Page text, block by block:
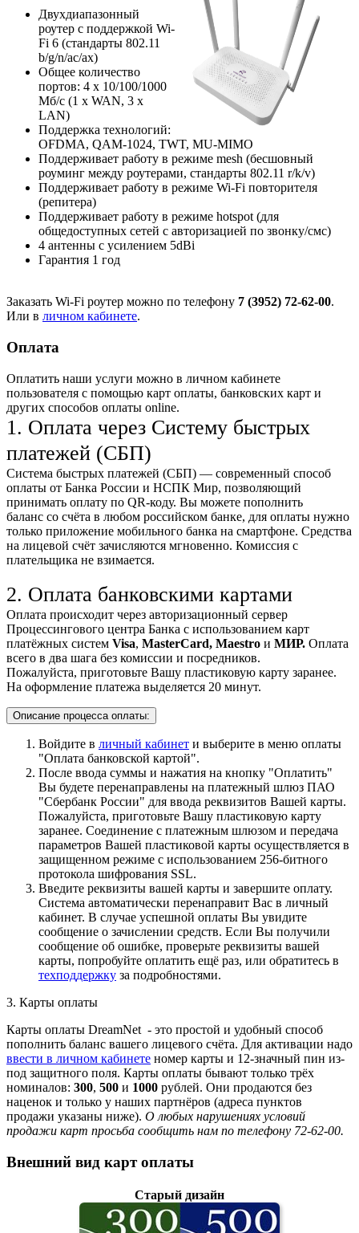
Двухдиапазонный
роутер с поддержкой Wi-
Fi 6 (стандарты 802.11
b/g/n/ac/ax)
Общее количество
портов: 4 х 10/100/1000
Мб/с (1 x WAN, 3 x
LAN)
Поддержка технологий:
OFDMA, QAM-1024, TWT, MU-MIMO
Поддерживает работу в режиме mesh (бесшовный
роуминг между роутерами, стандарты 802.11 r/k/v)
Поддерживает работу в режиме Wi-Fi повторителя
(репитера)
Поддерживает работу в режиме hotspot (для
общедоступных сетей с авторизацией по звонку/смс)
4 антенны с усилением 5dBi
Гарантия 1 год
Заказать Wi-Fi роутер можно по телефону 7 (3952) 72-62-00.
Или в личном кабинете.
Оплата
Оплатить наши услуги можно в личном кабинете
пользователя с помощью карт оплаты, банковских карт и
других способов оплаты online.
1. Оплата через Систему быстрых
платежей (СБП)
Система быстрых платежей (СБП) — современный способ
оплаты от Банка России и НСПК Мир, позволяющий
принимать оплату по QR-коду. Вы можете пополнить
баланс со счёта в любом российском банке, для оплаты нужно
только приложение мобильного банка на смартфоне. Средства
на лицевой счёт зачисляются мгновенно. Комиссия с
плательщика не взимается.
2. Оплата банковскими картами
Оплата происходит через авторизационный сервер
Процессингового центра Банка с использованием карт
платёжных систем Visa, MasterCard, Maestro и МИР. Оплата
всего в два шага без комиссии и посредников.
Пожалуйста, приготовьте Вашу пластиковую карту заранее.
На оформление платежа выделяется 20 минут.
Описание процесса оплаты:
Войдите в личный кабинет и выберите в меню оплаты
"Оплата банковской картой".
После ввода суммы и нажатия на кнопку "Оплатить"
Вы будете перенаправлены на платежный шлюз ПАО
"Сбербанк России" для ввода реквизитов Вашей карты.
Пожалуйста, приготовьте Вашу пластиковую карту
заранее. Соединение с платежным шлюзом и передача
параметров Вашей пластиковой карты осуществляется в
защищенном режиме с использованием 256-битного
протокола шифрования SSL.
Введите реквизиты вашей карты и завершите оплату.
Система автоматически перенаправит Вас в личный
кабинет. В случае успешной оплаты Вы увидите
сообщение о зачислении средств. Если Вы получили
сообщение об ошибке, проверьте реквизиты вашей
карты, попробуйте оплатить ещё раз, или обратитесь в
техподдержку за подробностями.
3. Карты оплаты
Карты оплаты DreamNet - это простой и удобный способ
пополнить баланс вашего лицевого счёта. Для активации надо
ввести в личном кабинете номер карты и 12-значный пин из-
под защитного поля. Карты оплаты бывают только трёх
номиналов: 300, 500 и 1000 рублей. Они продаются без
наценок и только у наших партнёров (адреса пунктов
продажи указаны ниже). О любых нарушениях условий
продажи карт просьба сообщить нам по телефону 72-62-00.
Внешний вид карт оплаты
Старый дизайн